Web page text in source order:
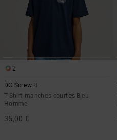
2
DC Screw It
T-Shirt manches courtes Bleu
Homme
35,00 €